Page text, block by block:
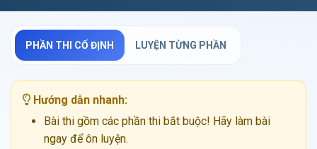
PHẦN THI CỐ ĐỊNH LUYỆN TỪNG PHẦN
Hướng dẫn nhanh:
Bài thi gồm các phần thi bắt buộc! Hãy làm bài
ngay để ôn luyện.